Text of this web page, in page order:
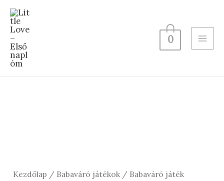
Skip
content
0
Kezdőlap / Babaváró játékok / Babaváró játék